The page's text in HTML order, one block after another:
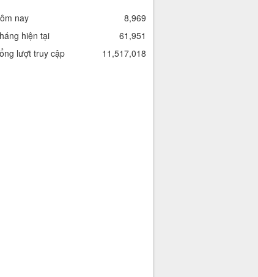
nay
8,969
hiện tại
61,951
lượt truy cập
11,517,018